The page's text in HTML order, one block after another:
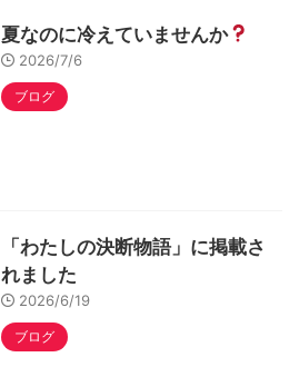
夏なのに冷えていませんか
2026/7/6
ブログ
「わたしの決断物語」に掲載さ
れました
2026/6/19
ブログ